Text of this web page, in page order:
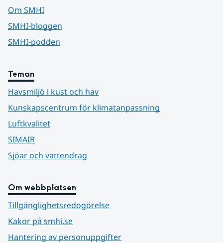
Om SMHI
SMHI-bloggen
SMHI-podden
Teman
Havsmiljö i kust och hav
Kunskapscentrum för klimatanpassning
Luftkvalitet
SIMAIR
Sjöar och vattendrag
Om webbplatsen
Tillgänglighetsredogörelse
Kakor på smhi.se
Hantering av personuppgifter